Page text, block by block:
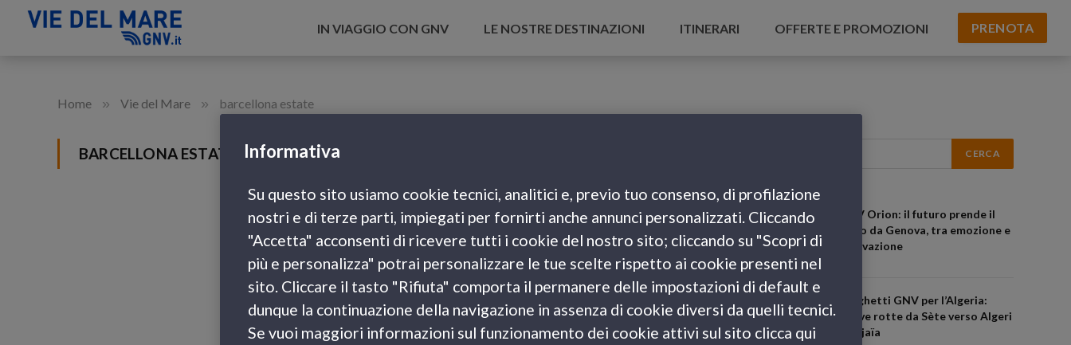
IN VIAGGIO CON GNV LE NOSTRE DESTINAZIONI ITINERARI OFFERTE E PROMOZIONI PRENOTA
Home » Vie del Mare » barcellona estate
BARCELLONA ESTATE
GNV Orion: il futuro prende il
largo da Genova, tra emozione e
innovazione
Traghetti GNV per l’Algeria:
nuove rotte da Sète verso Algeri
e Béjaïa
Informativa
Su questo sito usiamo cookie tecnici, analitici e, previo tuo consenso, di profilazione
nostri e di terze parti, impiegati per fornirti anche annunci personalizzati. Cliccando
"Accetta" acconsenti di ricevere tutti i cookie del nostro sito; cliccando su "Scopri di
più e personalizza" potrai personalizzare le tue scelte rispetto ai cookie presenti nel
sito. Cliccare il tasto "Rifiuta" comporta il permanere delle impostazioni di default e
dunque la continuazione della navigazione in assenza di cookie diversi da quelli tecnici.
Se vuoi maggiori informazioni sul funzionamento dei cookie attivi sul sito clicca qui